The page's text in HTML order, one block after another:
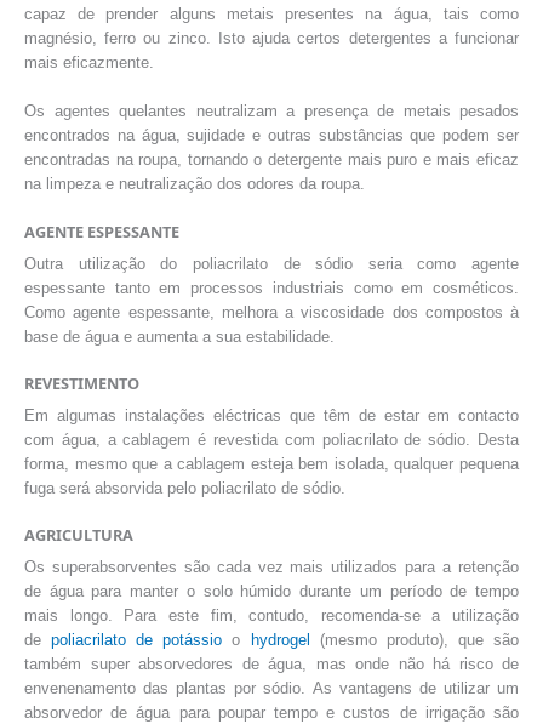
capaz de prender alguns metais presentes na água, tais como
magnésio, ferro ou zinco. Isto ajuda certos detergentes a funcionar
mais eficazmente.
Os agentes quelantes neutralizam a presença de metais pesados
encontrados na água, sujidade e outras substâncias que podem ser
encontradas na roupa, tornando o detergente mais puro e mais eficaz
na limpeza e neutralização dos odores da roupa.
AGENTE ESPESSANTE
Outra utilização do poliacrilato de sódio seria como agente
espessante tanto em processos industriais como em cosméticos.
Como agente espessante, melhora a viscosidade dos compostos à
base de água e aumenta a sua estabilidade.
REVESTIMENTO
Em algumas instalações eléctricas que têm de estar em contacto
com água, a cablagem é revestida com poliacrilato de sódio. Desta
forma, mesmo que a cablagem esteja bem isolada, qualquer pequena
fuga será absorvida pelo poliacrilato de sódio.
AGRICULTURA
Os superabsorventes são cada vez mais utilizados para a retenção
de água para manter o solo húmido durante um período de tempo
mais longo. Para este fim, contudo, recomenda-se a utilização
depoliacrilato de potássio o hydrogel
(mesmo produto), que são
também super absorvedores de água, mas onde não há risco de
envenenamento das plantas por sódio. As vantagens de utilizar um
absorvedor de água para poupar tempo e custos de irrigação são